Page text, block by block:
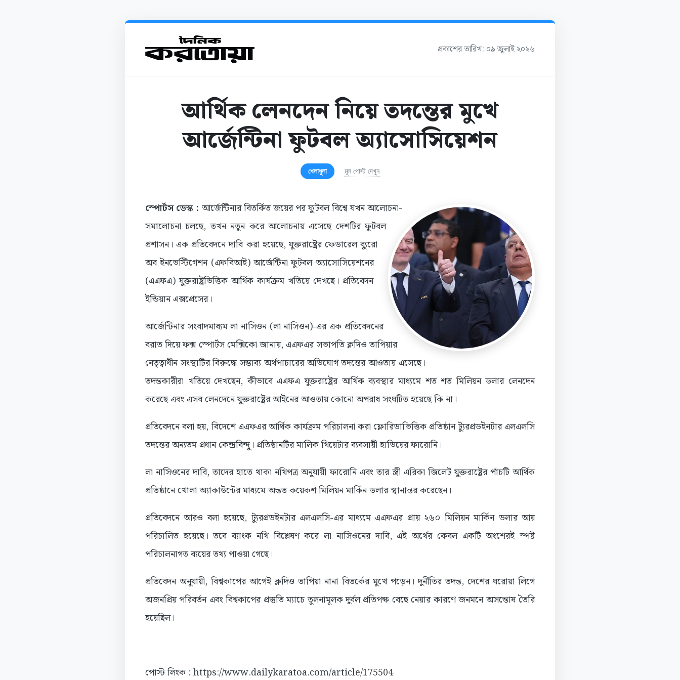
প্রকাশের তারিখ: ০৯ জুলাই ২০২৬
আর্থিক লেনদেন নিয়ে তদন্তের মুখে
আর্জেন্টিনা ফুটবল অ্যাসোসিয়েশন
খেলাধুলা মূল পোস্ট দেখুন
স্পোর্টস ডেস্ক : আর্জেন্টিনার বিতর্কিত জয়ের পর ফুটবল বিশ্বে যখন আলোচনা-
সমালোচনা চলছে, তখন নতুন করে আলোচনায় এসেছে দেশটির ফুটবল
প্রশাসন। এক প্রতিবেদনে দাবি করা হয়েছে, যুক্তরাষ্ট্রের ফেডারেল ব্যুরো
অব ইনভেস্টিগেশন (এফবিআই) আর্জেন্টিনা ফুটবল অ্যাসোসিয়েশনের
(এএফএ) যুক্তরাষ্ট্রভিত্তিক আর্থিক কার্যক্রম খতিয়ে দেখছে। প্রতিবেদন
ইন্ডিয়ান এক্সপ্রেসের।
আর্জেন্টিনার সংবাদমাধ্যম লা নাসিওন (লা নাসিওন)-এর এক প্রতিবেদনের
বরাত দিয়ে ফক্স স্পোর্টস মেক্সিকো জানায়, এএফএর সভাপতি ক্লদিও তাপিয়ার
নেতৃত্বাধীন সংস্থাটির বিরুদ্ধে সম্ভাব্য অর্থপাচারের অভিযোগ তদন্তের আওতায় এসেছে।
তদন্তকারীরা খতিয়ে দেখছেন, কীভাবে এএফএ যুক্তরাষ্ট্রের আর্থিক ব্যবস্থার মাধ্যমে শত শত মিলিয়ন ডলার লেনদেন
করেছে এবং এসব লেনদেনে যুক্তরাষ্ট্রের আইনের আওতায় কোনো অপরাধ সংঘটিত হয়েছে কি না।
প্রতিবেদনে বলা হয়, বিদেশে এএফএর আর্থিক কার্যক্রম পরিচালনা করা ফ্লোরিডাভিত্তিক প্রতিষ্ঠান ট্যুরপ্রডইনটার এলএলসি
তদন্তের অন্যতম প্রধান কেন্দ্রবিন্দু। প্রতিষ্ঠানটির মালিক থিয়েটার ব্যবসায়ী হাভিয়ের ফারোনি।
লা নাসিওনের দাবি, তাদের হাতে থাকা নথিপত্র অনুযায়ী ফারোনি এবং তার স্ত্রী এরিকা জিলেট যুক্তরাষ্ট্রের পাঁচটি আর্থিক
প্রতিষ্ঠানে খোলা অ্যাকাউন্টের মাধ্যমে অন্তত কয়েকশ মিলিয়ন মার্কিন ডলার স্থানান্তর করেছেন।
প্রতিবেদনে আরও বলা হয়েছে, ট্যুরপ্রডইনটার এলএলসি-এর মাধ্যমে এএফএর প্রায় ২৬০ মিলিয়ন মার্কিন ডলার আয়
পরিচালিত হয়েছে। তবে ব্যাংক নথি বিশ্লেষণ করে লা নাসিওনের দাবি, এই অর্থের কেবল একটি অংশেরই স্পষ্ট
পরিচালনাগত ব্যয়ের তথ্য পাওয়া গেছে।
প্রতিবেদন অনুযায়ী, বিশ্বকাপের আগেই ক্লদিও তাপিয়া নানা বিতর্কের মুখে পড়েন। দুর্নীতির তদন্ত, দেশের ঘরোয়া লিগে
অজনপ্রিয় পরিবর্তন এবং বিশ্বকাপের প্রস্তুতি ম্যাচে তুলনামূলক দুর্বল প্রতিপক্ষ বেছে নেয়ার কারণে জনমনে অসন্তোষ তৈরি
হয়েছিল।
পোস্ট লিংক : https://www.dailykaratoa.com/article/175504